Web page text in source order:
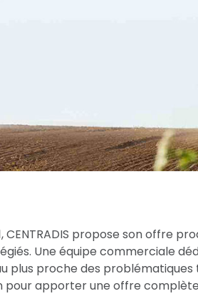
CENTRADIS propose son offre
Une équipe commerciale
plus proche des
pour apporter une offre